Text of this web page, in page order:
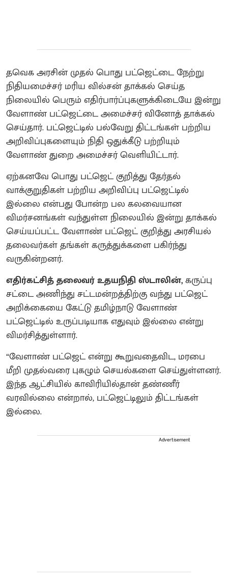
தவெக அரசின் முதல் பொது பட்ஜெட்டை நேற்று
நிதியமைச்சர் மரிய வில்சன் தாக்கல் செய்த
நிலையில் பெரும் எதிர்பார்ப்புகளுக்கிடையே இன்று
வேளாண் பட்ஜெட்டை அமைச்சர் வினோத் தாக்கல்
செய்தார். பட்ஜெட்டில் பல்வேறு திட்டங்கள் பற்றிய
அறிவிப்புகளையும் நிதி ஒதுக்கீடு பற்றியும்
வேளாண் துறை அமைச்சர் வெளியிட்டார்.
ஏற்கனவே பொது பட்ஜெட் குறித்து தேர்தல்
வாக்குறுதிகள் பற்றிய அறிவிப்பு பட்ஜெட்டில்
இல்லை என்பது போன்ற பல கலவையான
விமர்சனங்கள் வந்துள்ள நிலையில் இன்று தாக்கல்
செய்யப்பட்ட வேளாண் பட்ஜெட் குறித்து அரசியல்
தலைவர்கள் தங்கள் கருத்துக்களை பகிர்ந்து
வருகின்றனர்.
எதிர்கட்சித் தலைவர் உதயநிதி ஸ்டாலின்,கருப்பு
சட்டை அணிந்து சட்டமன்றத்திற்கு வந்து பட்ஜெட்
அறிக்கையை கேட்டு தமிழ்நாடு வேளாண்
பட்ஜெட்டில் உருப்படியாக எதுவும் இல்லை என்று
விமர்சித்துள்ளார்.
“வேளாண் பட்ஜெட் என்று கூறுவதைவிட, மரபை
மீறி முதல்வரை புகழும் செயல்களை செய்துள்ளனர்.
இந்த ஆட்சியில் காவிரியில்தான் தண்ணீர்
வரவில்லை என்றால், பட்ஜெட்டிலும் திட்டங்கள்
இல்லை.
Advertisement